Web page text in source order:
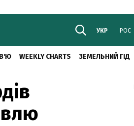
УКР РОС
WEEKLY CHARTS ЗЕМЕЛЬНИЙ ГІД